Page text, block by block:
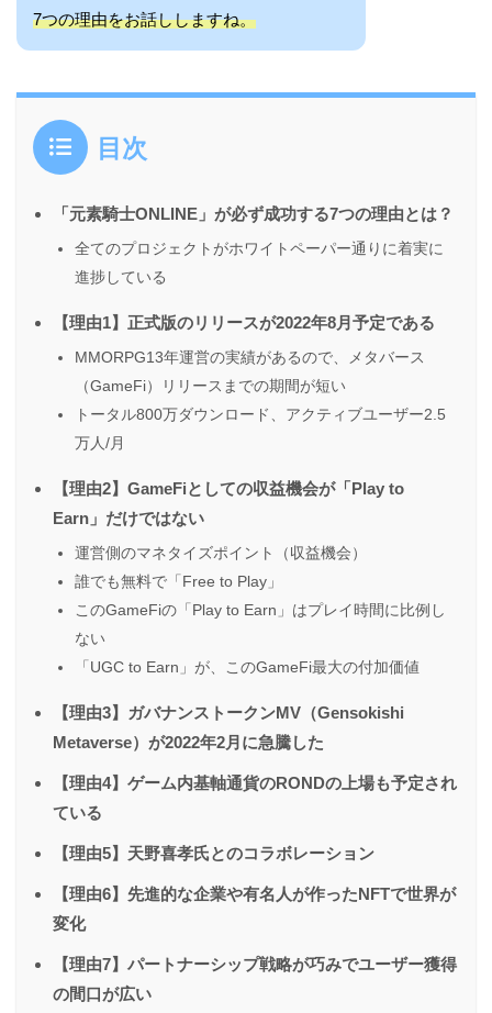
7つの理由をお話ししますね。
目次
「元素騎士ONLINE」が必ず成功する7つの理由とは？
全てのプロジェクトがホワイトペーパー通りに着実に
進捗している
【理由1】正式版のリリースが2022年8月予定である
MMORPG13年運営の実績があるので、メタバース
（GameFi）リリースまでの期間が短い
トータル800万ダウンロード、アクティブユーザー2.5
万人/月
【理由2】GameFiとしての収益機会が「Play to
Earn」だけではない
運営側のマネタイズポイント（収益機会）
誰でも無料で「Free to Play」
このGameFiの「Play to Earn」はプレイ時間に比例し
ない
「UGC to Earn」が、このGameFi最大の付加価値
【理由3】ガバナンストークンMV（Gensokishi
Metaverse）が2022年2月に急騰した
【理由4】ゲーム内基軸通貨のRONDの上場も予定され
ている
【理由5】天野喜孝氏とのコラボレーション
【理由6】先進的な企業や有名人が作ったNFTで世界が
変化
【理由7】パートナーシップ戦略が巧みでユーザー獲得
の間口が広い